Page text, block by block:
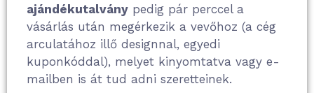
ajándékutalvány pedig pár perccel a
vásárlás után megérkezik a vevőhoz (a cég
arculatához illő designnal, egyedi
kuponkóddal), melyet kinyomtatva vagy e-
mailben is át tud adni szeretteinek.